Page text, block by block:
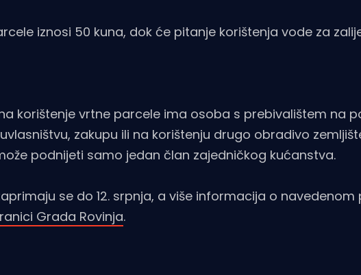
iznosi 50 kuna, dok će pitanje korištenja vode za
korištenje vrtne parcele ima osoba s prebivalištem na
zakupu ili na korištenju drugo obradivo
podnijeti samo jedan član zajedničkog kućanstva.
se do 12. srpnja, a više informacija o navedenom
Grada Rovinja.